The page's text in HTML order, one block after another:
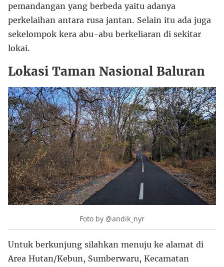
pemandangan yang berbeda yaitu adanya
perkelaihan antara rusa jantan. Selain itu ada juga
sekelompok kera abu-abu berkeliaran di sekitar
lokai.
Lokasi Taman Nasional Baluran
Foto by @andik_nyr
Untuk berkunjung silahkan menuju ke alamat di
Area Hutan/Kebun, Sumberwaru, Kecamatan